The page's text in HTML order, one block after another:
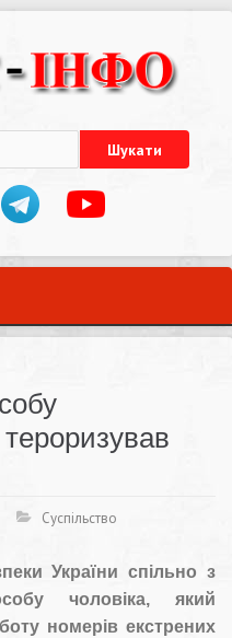
Суспільство
України спільно з
чоловіка, який
номерів екстрених